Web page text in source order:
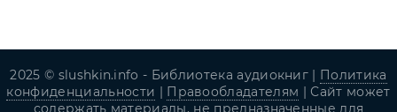
2025 © slushkin.info - Библиотека аудиокниг | Политика
конфиденциальности | Правообладателям | Сайт может
содержать материалы, не предназначенные для